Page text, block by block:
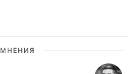
МНЕНИЯ